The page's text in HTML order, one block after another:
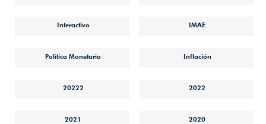
Interactivo IMAE
Política Monetaria Inflación
20222 2022
2021 2020